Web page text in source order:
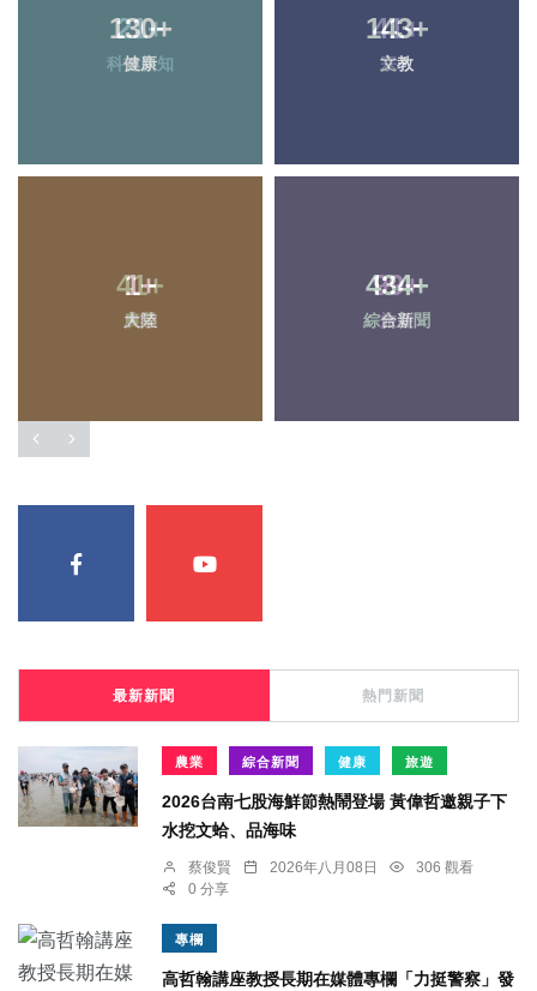
130+
健康
143+
文教
1+
大陸
434+
綜合新聞
最新新聞 熱門新聞
農業 綜合新聞 健康 旅遊
2026台南七股海鮮節熱鬧登場 黃偉哲邀親子下
水挖文蛤、品海味
蔡俊賢 2026年八月08日
306 觀看
0 分享
專欄
高哲翰講座教授長期在媒體專欄「力挺警察」發